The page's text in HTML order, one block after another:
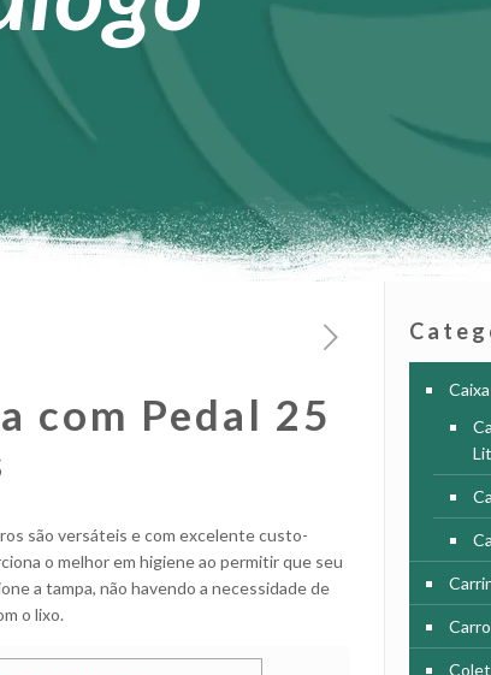
com Pedal 25
são versáteis e com excelente custo-
o melhor em higiene ao permitir que seu
a tampa, não havendo a necessidade de
o lixo.